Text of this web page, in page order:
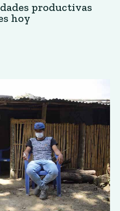
productivas
hoy